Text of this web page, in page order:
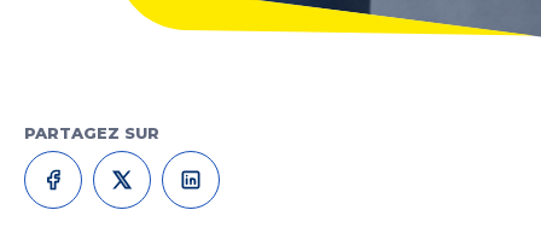
PARTAGEZ SUR